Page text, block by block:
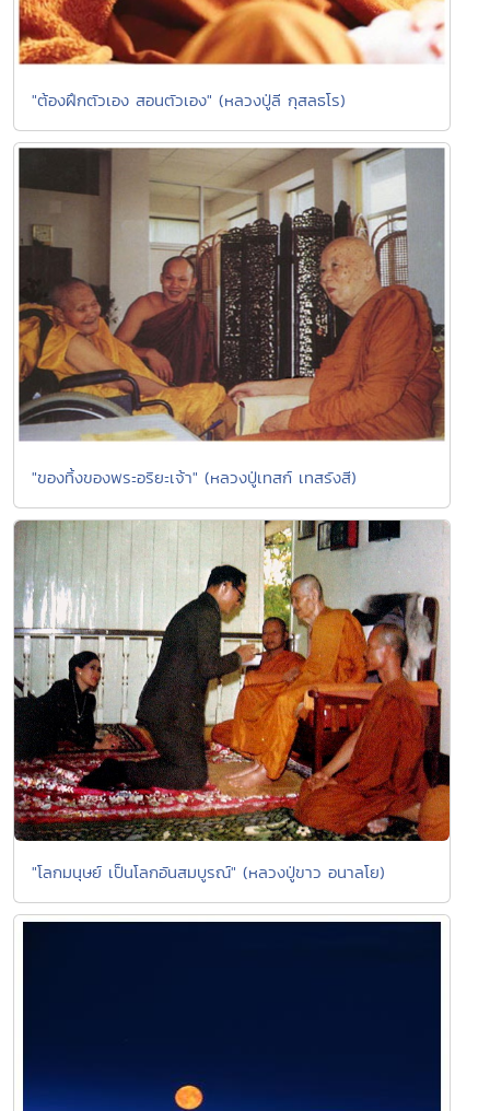
"ต้องฝึกตัวเอง สอนตัวเอง" (หลวงปู่ลี กุสลธโร)
"ของทิ้งของพระอริยะเจ้า" (หลวงปู่เทสก์ เทสรังสี)
"โลกมนุษย์ เป็นโลกอันสมบูรณ์" (หลวงปู่ขาว อนาลโย)